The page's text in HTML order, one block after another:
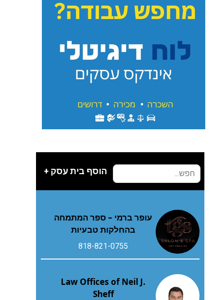
הוסף בית עסק +
עופר ברמי – ספר המתמחה
בהחלקות טבעיות
818-821-0755
Law Offices of Neil J.
Sheff